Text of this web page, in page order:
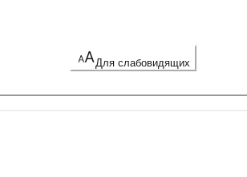
Для слабовидящих